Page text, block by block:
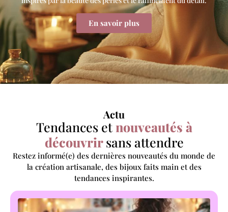
En savoir plus
Actu
Tendances etnouveautés à
découvrirsans attendre
Restez informé(e) des dernières nouveautés du monde de
la création artisanale, des bijoux faits main et des
tendances inspirantes.